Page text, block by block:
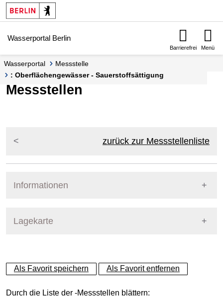
Springe zur Navigation
Springe zum Inhalt
Wasserportal Berlin
Barrierefrei Menü
Wasserportal
Messstelle
: Oberflächengewässer - Sauerstoffsättigung
Messstellen
zurück zur Messstellenliste
Informationen
Lagekarte
+
−
Als Favorit speichern Als Favorit entfernen
Durch die Liste der -Messstellen blättern: